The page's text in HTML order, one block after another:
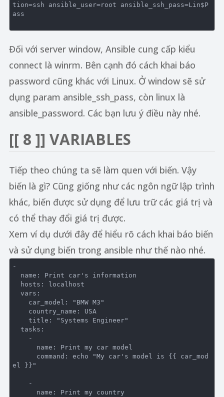
tion=ssh ansible_user=root ansible_ssh_pass=Lin$P
ass
Đối với server window, Ansible cung cấp kiểu
connect là winrm. Bên cạnh đó cách khai báo
password cũng khác với Linux. Ở window sẽ sử
dụng param ansible_ssh_pass, còn linux là
ansible_password. Các bạn lưu ý điều này nhé.
[[ 8 ]] VARIABLES
Tiếp theo chúng ta sẽ làm quen với biến. Vậy
biến là gì? Cũng giống như các ngôn ngữ lập trình
khác, biến được sử dụng để lưu trữ các giá trị và
có thể thay đổi giá trị được.
Xem ví dụ dưới đây để hiểu rõ cách khai báo biến
và sử dụng biến trong ansible như thế nào nhé.
-
  vars:
    title: "Systems Engineer"
  tasks:
el }}"